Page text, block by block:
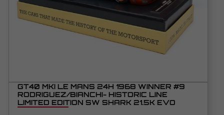
GT40 MKI LE MANS 24H 1968 WINNER #9
RODRIGUEZ/BIANCHI- HISTORIC LINE
LIMITED EDITION SW SHARK 21.5K EVO